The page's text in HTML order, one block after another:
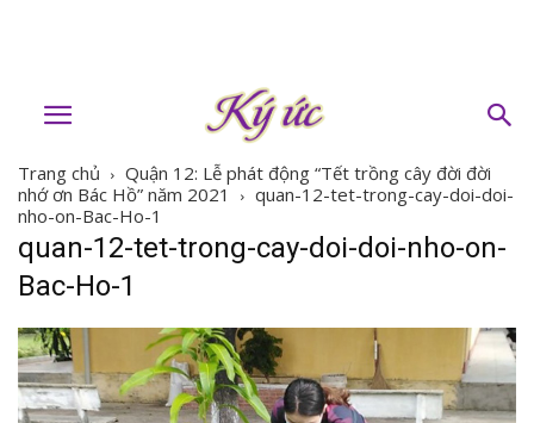
Trang chủ
Quận 12: Lễ phát động “Tết trồng cây đời đời
nhớ ơn Bác Hồ” năm 2021
quan-12-tet-trong-cay-doi-doi-
nho-on-Bac-Ho-1
quan-12-tet-trong-cay-doi-doi-nho-on-
Bac-Ho-1